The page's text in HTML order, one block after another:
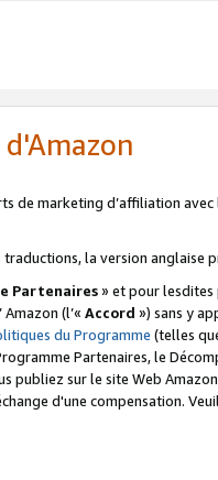
de marketing d’affiliation
traductions, la version anglaise
Partenaires» et pour lesdites
(l’« Accord ») sans y
du Programme (telles
Partenaires, le
publiez sur le site Web
d'une compensation.